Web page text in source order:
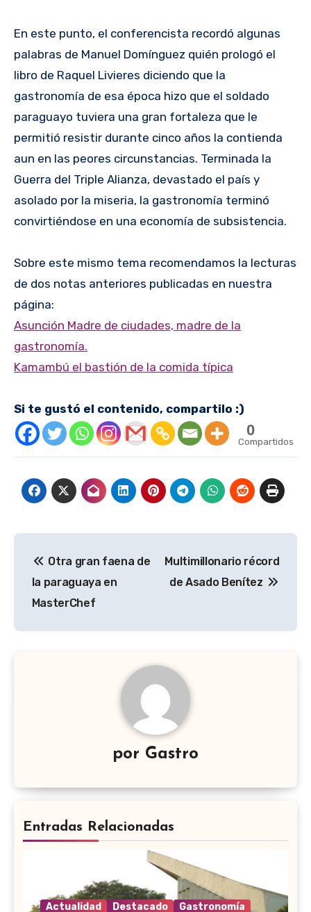
En este punto, el conferencista recordó algunas
palabras de Manuel Domínguez quién prologó el
libro de Raquel Livieres diciendo que la
gastronomía de esa época hizo que el soldado
paraguayo tuviera una gran fortaleza que le
permitió resistir durante cinco años la contienda
aun en las peores circunstancias. Terminada la
Guerra del Triple Alianza, devastado el país y
asolado por la miseria, la gastronomía terminó
convirtiéndose en una economía de subsistencia.
Sobre este mismo tema recomendamos la lecturas
de dos notas anteriores publicadas en nuestra
página:
Asunción Madre de ciudades, madre de la
gastronomía.
Kamambú el bastión de la comida típica
Si te gustó el contenido, compartilo :)
0
Compartidos
de
entradas
Otra gran faena de
la paraguaya en
MasterChef
Multimillonario récord
de Asado Benítez
por Gastro
Entradas Relacionadas
Actualidad Destacado Gastronomía